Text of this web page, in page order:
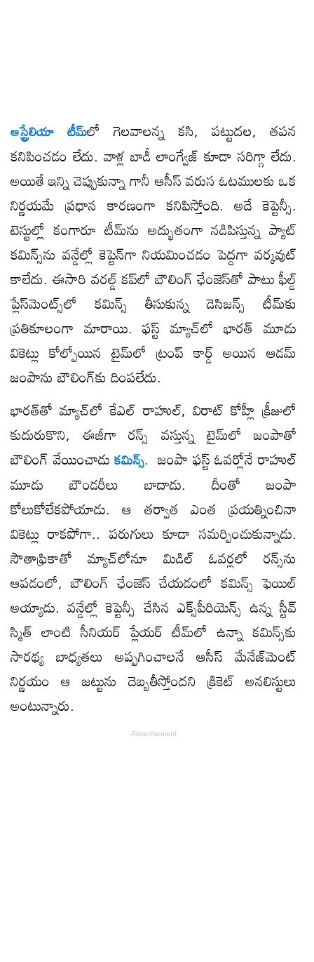
ఆస్ట్రేలియా టీమ్​లో గెలవాలన్న కసి, పట్టుదల, తపన
కనిపించడం లేదు. వాళ్ల బాడీ లాంగ్వేజ్ కూడా సరిగ్గా లేదు.
అయితే ఇన్ని చెప్పుకున్నా గానీ ఆసీస్ వరుస ఓటములకు ఒక
నిర్ణయమే ప్రధాన కారణంగా కనిపిస్తోంది. అదే కెప్టెన్సీ.
టెస్టుల్లో కంగారూ టీమ్​ను అద్భుతంగా నడిపిస్తున్న ప్యాట్
కమిన్స్​ను వన్డేల్లో కెప్టెన్​గా నియమించడం పెద్దగా వర్కవుట్
కాలేదు. ఈసారి వరల్డ్ కప్​లో బౌలింగ్​ ఛేంజెస్​తో పాటు ఫీల్డ్
ప్లేస్​మెంట్స్​లో కమిన్స్ తీసుకున్న డెసిజన్స్ టీమ్​కు
ప్రతికూలంగా మారాయి. ఫస్ట్ మ్యాచ్​లో భారత్ మూడు
వికెట్లు కోల్పోయిన టైమ్​లో ట్రంప్ కార్డ్ అయిన ఆడమ్
జంపాను బౌలింగ్​కు దింపలేదు.
భారత్​తో మ్యాచ్​లో కేఎల్ రాహుల్, విరాట్ కోహ్లీ క్రీజులో
కుదురుకొని, ఈజీగా రన్స్ వస్తున్న టైమ్​లో జంపాతో
బౌలింగ్ వేయించాడుకమిన్స్. జంపా ఫస్ట్ ఓవర్లోనే రాహుల్
మూడు బౌండరీలు బాదాడు. దీంతో జంపా
కోలుకోలేకపోయాడు. ఆ తర్వాత ఎంత ప్రయత్నించినా
వికెట్లు రాకపోగా.. పరుగులు కూడా సమర్పించుకున్నాడు.
సౌతాఫ్రికాతో మ్యాచ్​లోనూ మిడిల్ ఓవర్లలో రన్స్​ను
ఆపడంలో, బౌలింగ్ ఛేంజెస్ చేయడంలో కమిన్స్ ఫెయిల్
అయ్యాడు. వన్డేల్లో కెప్టెన్సీ చేసిన ఎక్స్​పీరియెన్స్ ఉన్న స్టీవ్
స్మిత్ లాంటి సీనియర్ ప్లేయర్ టీమ్​లో ఉన్నా కమిన్స్​కు
సారథ్య బాధ్యతలు అప్పగించాలనే ఆసీస్ మేనేజ్​మెంట్
నిర్ణయం ఆ జట్టును దెబ్బతీస్తోందని క్రికెట్ అనలిస్టులు
అంటున్నారు.